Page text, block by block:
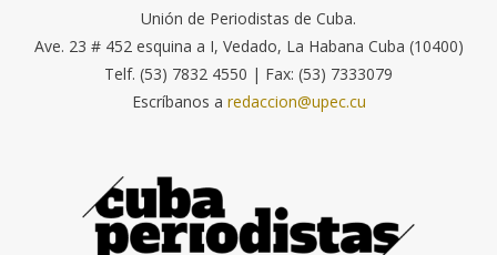
Unión de Periodistas de Cuba.
Ave. 23 # 452 esquina a I, Vedado, La Habana Cuba (10400)
Telf. (53) 7832 4550 | Fax: (53) 7333079
Escríbanos a redaccion@upec.cu